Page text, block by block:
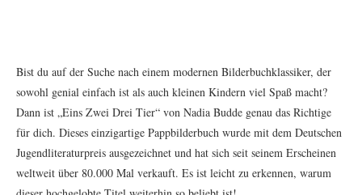
Bist du auf der Suche nach einem modernen Bilderbuchklassiker, der
sowohl genial einfach ist als auch kleinen Kindern viel Spaß macht?
Dann ist „Eins Zwei Drei Tier“ von Nadia Budde genau das Richtige
für dich. Dieses einzigartige Pappbilderbuch wurde mit dem Deutschen
Jugendliteraturpreis ausgezeichnet und hat sich seit seinem Erscheinen
weltweit über 80.000 Mal verkauft. Es ist leicht zu erkennen, warum